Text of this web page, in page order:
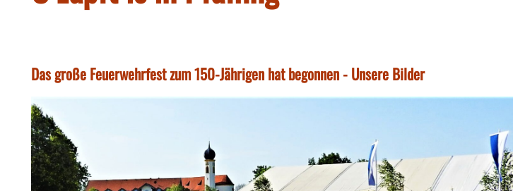
Das große Feuerwehrfest zum 150-Jährigen hat begonnen - Unsere Bilder